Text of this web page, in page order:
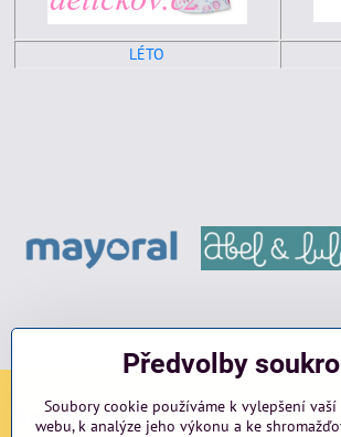
LÉTO
Sociální sítě
Předvolby
Soubory cookie používáme k vylepšení
webu, k analýze jeho výkonu a ke